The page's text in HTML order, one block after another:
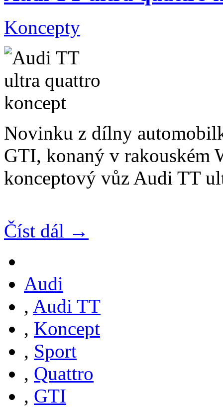
Koncepty
Novinku z dílny
GTI, konaný v rakouském
konceptový vůz Audi TT
Číst dál →
Audi
, Audi TT
, Koncept
, Sport
, Quattro
, GTI